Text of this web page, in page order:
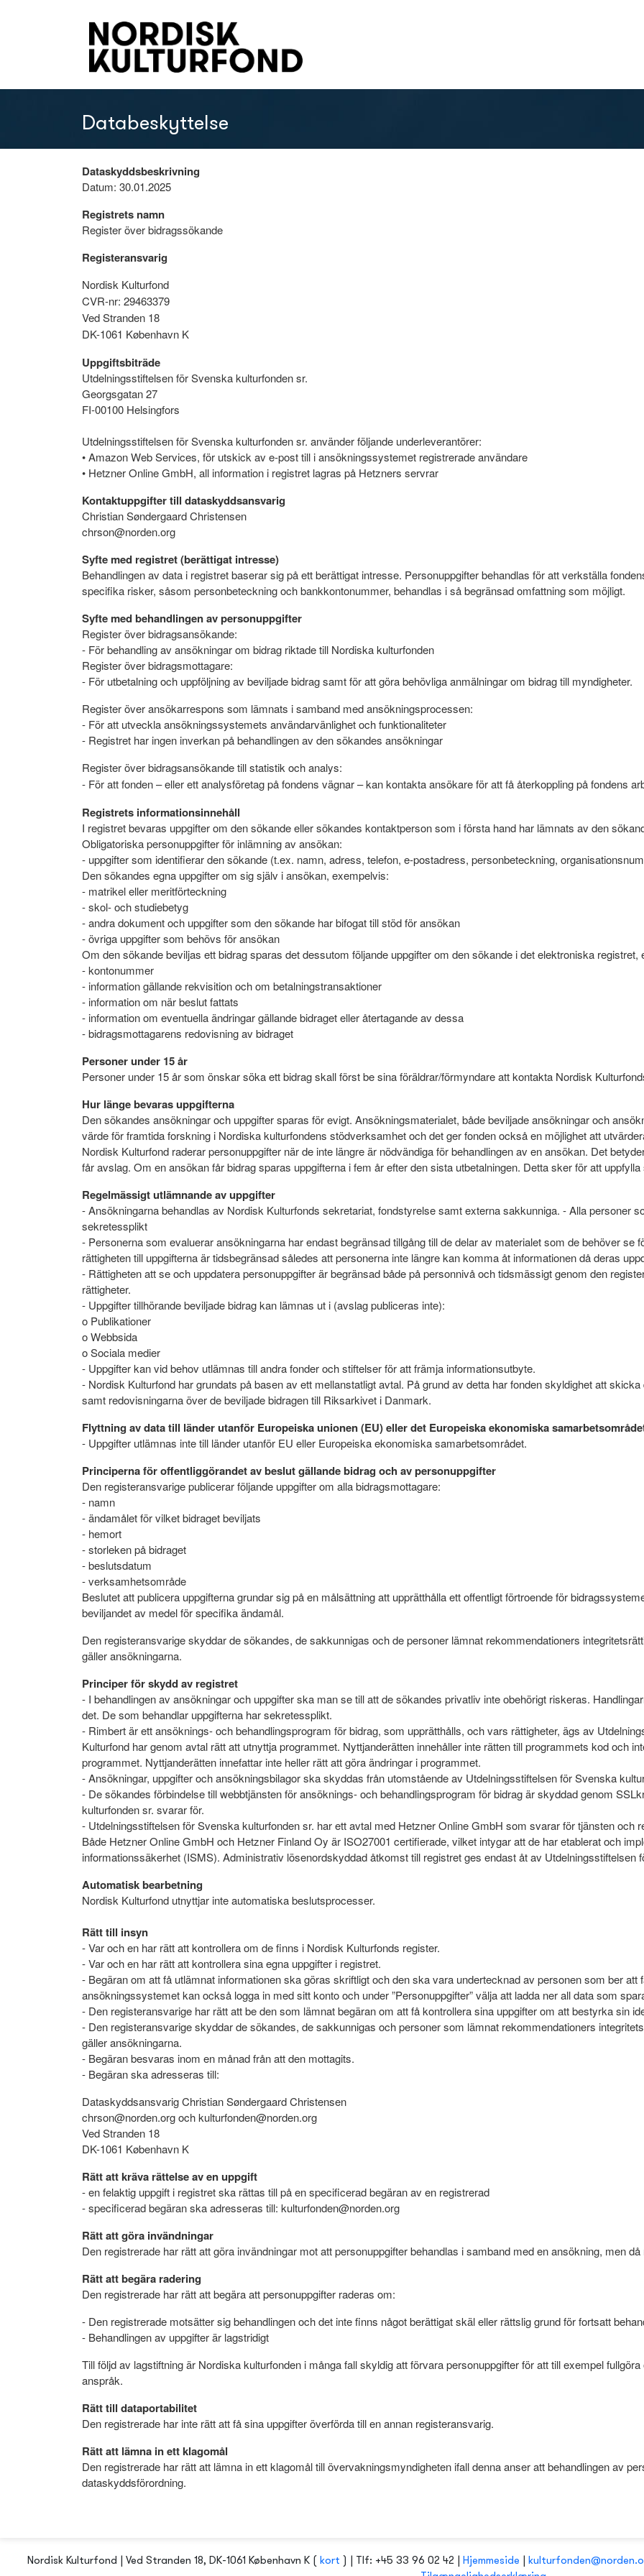
Databeskyttelse
Dataskyddsbeskrivning
Datum: 30.01.2025
Registrets namn
Register över bidragssökande
Registeransvarig
Nordisk Kulturfond
CVR-nr: 29463379
Ved Stranden 18
DK-1061 København K
Uppgiftsbiträde
Utdelningsstiftelsen för Svenska kulturfonden sr.
Georgsgatan 27
FI-00100 Helsingfors
Utdelningsstiftelsen för Svenska kulturfonden sr. använder följande underleverantörer:
• Amazon Web Services, för utskick av e-post till i ansökningssystemet registrerade användare
• Hetzner Online GmbH, all information i registret lagras på Hetzners servrar
Kontaktuppgifter till dataskyddsansvarig
Christian Søndergaard Christensen
chrson@norden.org
Syfte med registret (berättigat intresse)
Behandlingen av data i registret baserar sig på ett berättigat intresse. Personuppgifter behandlas för att verkställa
specifika risker, såsom personbeteckning och bankkontonummer, behandlas i så begränsad omfattning som möjligt.
Syfte med behandlingen av personuppgifter
Register över bidragsansökande:
- För behandling av ansökningar om bidrag riktade till Nordiska kulturfonden
Register över bidragsmottagare:
- För utbetalning och uppföljning av beviljade bidrag samt för att göra behövliga anmälningar om bidrag till myndigheter.
Register över ansökarrespons som lämnats i samband med ansökningsprocessen:
- För att utveckla ansökningssystemets användarvänlighet och funktionaliteter
- Registret har ingen inverkan på behandlingen av den sökandes ansökningar
Register över bidragsansökande till statistik och analys:
- För att fonden – eller ett analysföretag på fondens vägnar – kan kontakta ansökare för att få återkoppling på fondens
Registrets informationsinnehåll
I registret bevaras uppgifter om den sökande eller sökandes kontaktperson som i första hand har lämnats av den
Obligatoriska personuppgifter för inlämning av ansökan:
- uppgifter som identifierar den sökande (t.ex. namn, adress, telefon, e-postadress, personbeteckning,
Den sökandes egna uppgifter om sig själv i ansökan, exempelvis:
- matrikel eller meritförteckning
- skol- och studiebetyg
- andra dokument och uppgifter som den sökande har bifogat till stöd för ansökan
- övriga uppgifter som behövs för ansökan
Om den sökande beviljas ett bidrag sparas det dessutom följande uppgifter om den sökande i det elektroniska registret,
- kontonummer
- information gällande rekvisition och om betalningstransaktioner
- information om när beslut fattats
- information om eventuella ändringar gällande bidraget eller återtagande av dessa
- bidragsmottagarens redovisning av bidraget
Personer under 15 år
Personer under 15 år som önskar söka ett bidrag skall först be sina föräldrar/förmyndare att kontakta Nordisk
Hur länge bevaras uppgifterna
Den sökandes ansökningar och uppgifter sparas för evigt. Ansökningsmaterialet, både beviljade ansökningar och
värde för framtida forskning i Nordiska kulturfondens stödverksamhet och det ger fonden också en möjlighet att
Nordisk Kulturfond raderar personuppgifter när de inte längre är nödvändiga för behandlingen av en ansökan. Det
får avslag. Om en ansökan får bidrag sparas uppgifterna i fem år efter den sista utbetalningen. Detta sker för att
Regelmässigt utlämnande av uppgifter
- Ansökningarna behandlas av Nordisk Kulturfonds sekretariat, fondstyrelse samt externa sakkunniga. - Alla personer
sekretessplikt
- Personerna som evaluerar ansökningarna har endast begränsad tillgång till de delar av materialet som de behöver se
rättigheten till uppgifterna är tidsbegränsad således att personerna inte längre kan komma åt informationen då deras
- Rättigheten att se och uppdatera personuppgifter är begränsad både på personnivå och tidsmässigt genom den
rättigheter.
- Uppgifter tillhörande beviljade bidrag kan lämnas ut i (avslag publiceras inte):
o Publikationer
o Webbsida
o Sociala medier
- Uppgifter kan vid behov utlämnas till andra fonder och stiftelser för att främja informationsutbyte.
- Nordisk Kulturfond har grundats på basen av ett mellanstatligt avtal. På grund av detta har fonden skyldighet att
samt redovisningarna över de beviljade bidragen till Riksarkivet i Danmark.
Flyttning av data till länder utanför Europeiska unionen (EU) eller det Europeiska ekonomiska
- Uppgifter utlämnas inte till länder utanför EU eller Europeiska ekonomiska samarbetsområdet.
Principerna för offentliggörandet av beslut gällande bidrag och av personuppgifter
Den registeransvarige publicerar följande uppgifter om alla bidragsmottagare:
- namn
- ändamålet för vilket bidraget beviljats
- hemort
- storleken på bidraget
- beslutsdatum
- verksamhetsområde
Beslutet att publicera uppgifterna grundar sig på en målsättning att upprätthålla ett offentligt förtroende för
beviljandet av medel för specifika ändamål.
Den registeransvarige skyddar de sökandes, de sakkunnigas och de personer lämnat rekommendationers
gäller ansökningarna.
Principer för skydd av registret
- I behandlingen av ansökningar och uppgifter ska man se till att de sökandes privatliv inte obehörigt riskeras.
det. De som behandlar uppgifterna har sekretessplikt.
- Rimbert är ett ansöknings- och behandlingsprogram för bidrag, som upprätthålls, och vars rättigheter, ägs av
Kulturfond har genom avtal rätt att utnyttja programmet. Nyttjanderätten innehåller inte rätten till programmets kod och
programmet. Nyttjanderätten innefattar inte heller rätt att göra ändringar i programmet.
- Ansökningar, uppgifter och ansökningsbilagor ska skyddas från utomstående av Utdelningsstiftelsen för Svenska
- De sökandes förbindelse till webbtjänsten för ansöknings- och behandlingsprogram för bidrag är skyddad genom
kulturfonden sr. svarar för.
- Utdelningsstiftelsen för Svenska kulturfonden sr. har ett avtal med Hetzner Online GmbH som svarar för tjänsten och
Både Hetzner Online GmbH och Hetzner Finland Oy är ISO27001 certifierade, vilket intygar att de har etablerat och
informationssäkerhet (ISMS). Administrativ lösenordskyddad åtkomst till registret ges endast åt av Utdelningsstiftelsen
Automatisk bearbetning
Nordisk Kulturfond utnyttjar inte automatiska beslutsprocesser.
Rätt till insyn
- Var och en har rätt att kontrollera om de finns i Nordisk Kulturfonds register.
- Var och en har rätt att kontrollera sina egna uppgifter i registret.
- Begäran om att få utlämnat informationen ska göras skriftligt och den ska vara undertecknad av personen som ber att
ansökningssystemet kan också logga in med sitt konto och under ”Personuppgifter” välja att ladda ner all data som
- Den registeransvarige har rätt att be den som lämnat begäran om att få kontrollera sina uppgifter om att bestyrka sin
- Den registeransvarige skyddar de sökandes, de sakkunnigas och personer som lämnat rekommendationers
gäller ansökningarna.
- Begäran besvaras inom en månad från att den mottagits.
- Begäran ska adresseras till:
Dataskyddsansvarig Christian Søndergaard Christensen
chrson@norden.org och kulturfonden@norden.org
Ved Stranden 18
DK-1061 København K
Rätt att kräva rättelse av en uppgift
- en felaktig uppgift i registret ska rättas till på en specificerad begäran av en registrerad
- specificerad begäran ska adresseras till: kulturfonden@norden.org
Rätt att göra invändningar
Den registrerade har rätt att göra invändningar mot att personuppgifter behandlas i samband med en ansökning, men
Rätt att begära radering
Den registrerade har rätt att begära att personuppgifter raderas om:
- Den registrerade motsätter sig behandlingen och det inte finns något berättigat skäl eller rättslig grund för fortsatt
- Behandlingen av uppgifter är lagstridigt
Till följd av lagstiftning är Nordiska kulturfonden i många fall skyldig att förvara personuppgifter för att till exempel
anspråk.
Rätt till dataportabilitet
Den registrerade har inte rätt att få sina uppgifter överförda till en annan registeransvarig.
Rätt att lämna in ett klagomål
Den registrerade har rätt att lämna in ett klagomål till övervakningsmyndigheten ifall denna anser att behandlingen av
dataskyddsförordning.
Nordisk Kulturfond | Ved Stranden 18, DK-1061 København K ( kort ) | Tlf: +45 33 96 02 42 | Hjemmeside |